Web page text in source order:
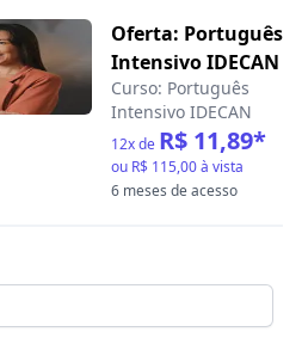
Oferta: Português
Intensivo IDECAN
Curso: Português
Intensivo IDECAN
12x de R$ 11,89*
ou R$ 115,00à vista
6 meses de acesso